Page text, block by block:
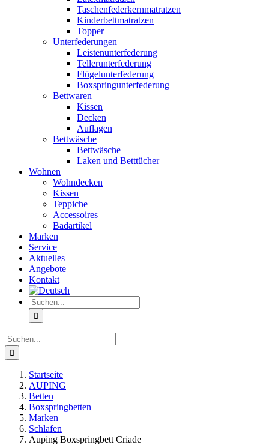
Taschenfederkernmatratzen
Kinderbettmatratzen
Topper
Unterfederungen
Leistenunterfederung
Tellerunterfederung
Flügelunterfederung
Boxspringunterfederung
Bettwaren
Kissen
Decken
Auflagen
Bettwäsche
Bettwäsche
Laken und Betttücher
Wohnen
Wohndecken
Kissen
Teppiche
Accessoires
Badartikel
Marken
Service
Aktuelles
Angebote
Kontakt
Suche
nach:
Suche
nach:
Startseite
AUPING
Betten
Boxspringbetten
Marken
Schlafen
Auping Boxspringbett Criade